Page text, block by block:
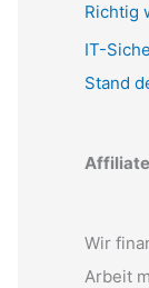
Richtig
IT-
Stand
Wir
Arbeit